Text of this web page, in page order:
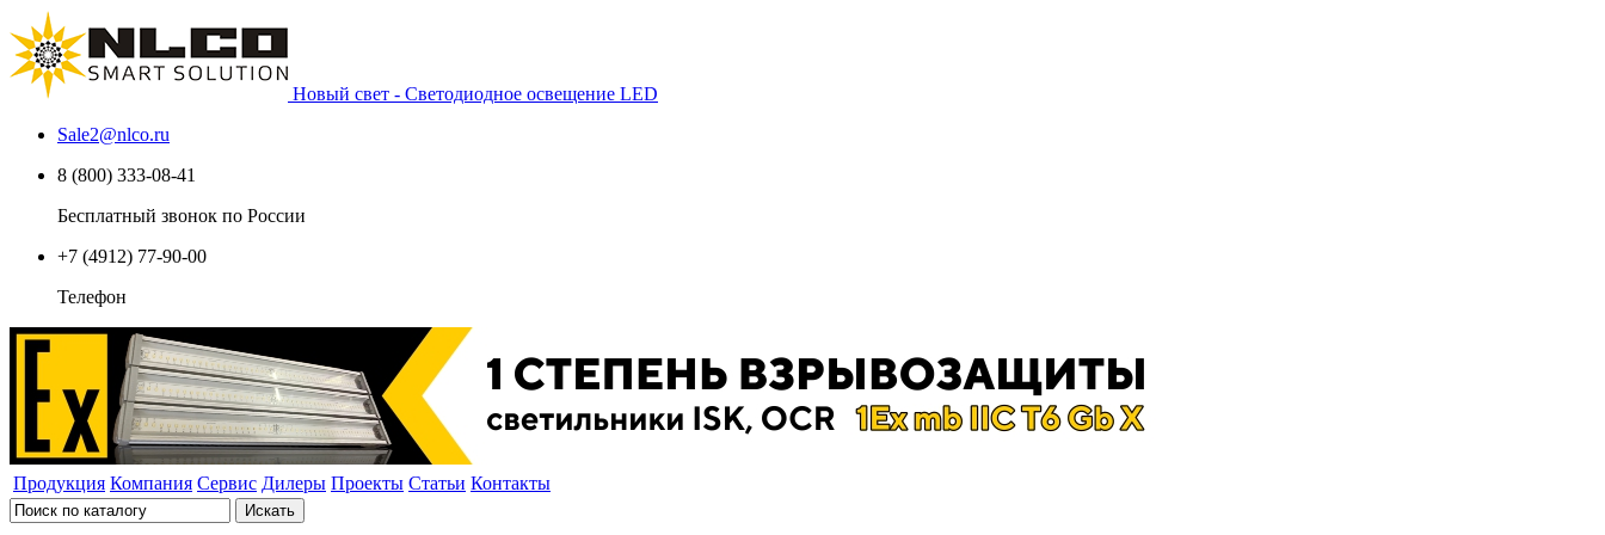
Новый свет - Светодиодное освещение LED
Sale2@nlco.ru
8 (800) 333-08-41
Бесплатный звонок по России
+7 (4912) 77-90-00
Телефон
Продукция Компания Сервис Дилеры Проекты Статьи Контакты